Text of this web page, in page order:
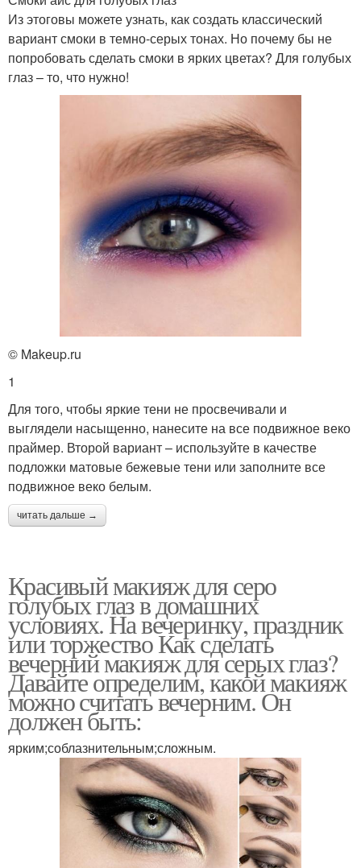
Из этоговы можете узнать, как создать классический
вариант смоки в темно-серых тонах. Но почему бы не
попробовать сделать смоки в ярких цветах? Для голубых
глаз – то, что нужно!
© Makeup.ru
1
Для того, чтобы яркие тени не просвечивали и
выглядели насыщенно, нанесите на все подвижное веко
праймер. Второй вариант – используйте в качестве
подложки матовые бежевые тени или заполните все
подвижное веко белым.
читать дальше →
Красивый макияж для серо
голубых глаз в домашних
условиях. На вечеринку, праздник
или торжество Как сделать
вечерний макияж для серых глаз?
Давайте определим, какой макияж
можно считать вечерним. Он
должен быть:
ярким;соблазнительным;сложным.